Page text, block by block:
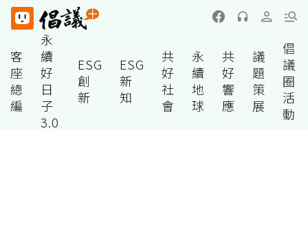
客
座
總
編
永
續
好
日
子
3.0
ESG
創
新
ESG
新
知
共
好
社
會
永
續
地
球
共
好
響
應
議
題
策
展
倡
議
圈
活
動